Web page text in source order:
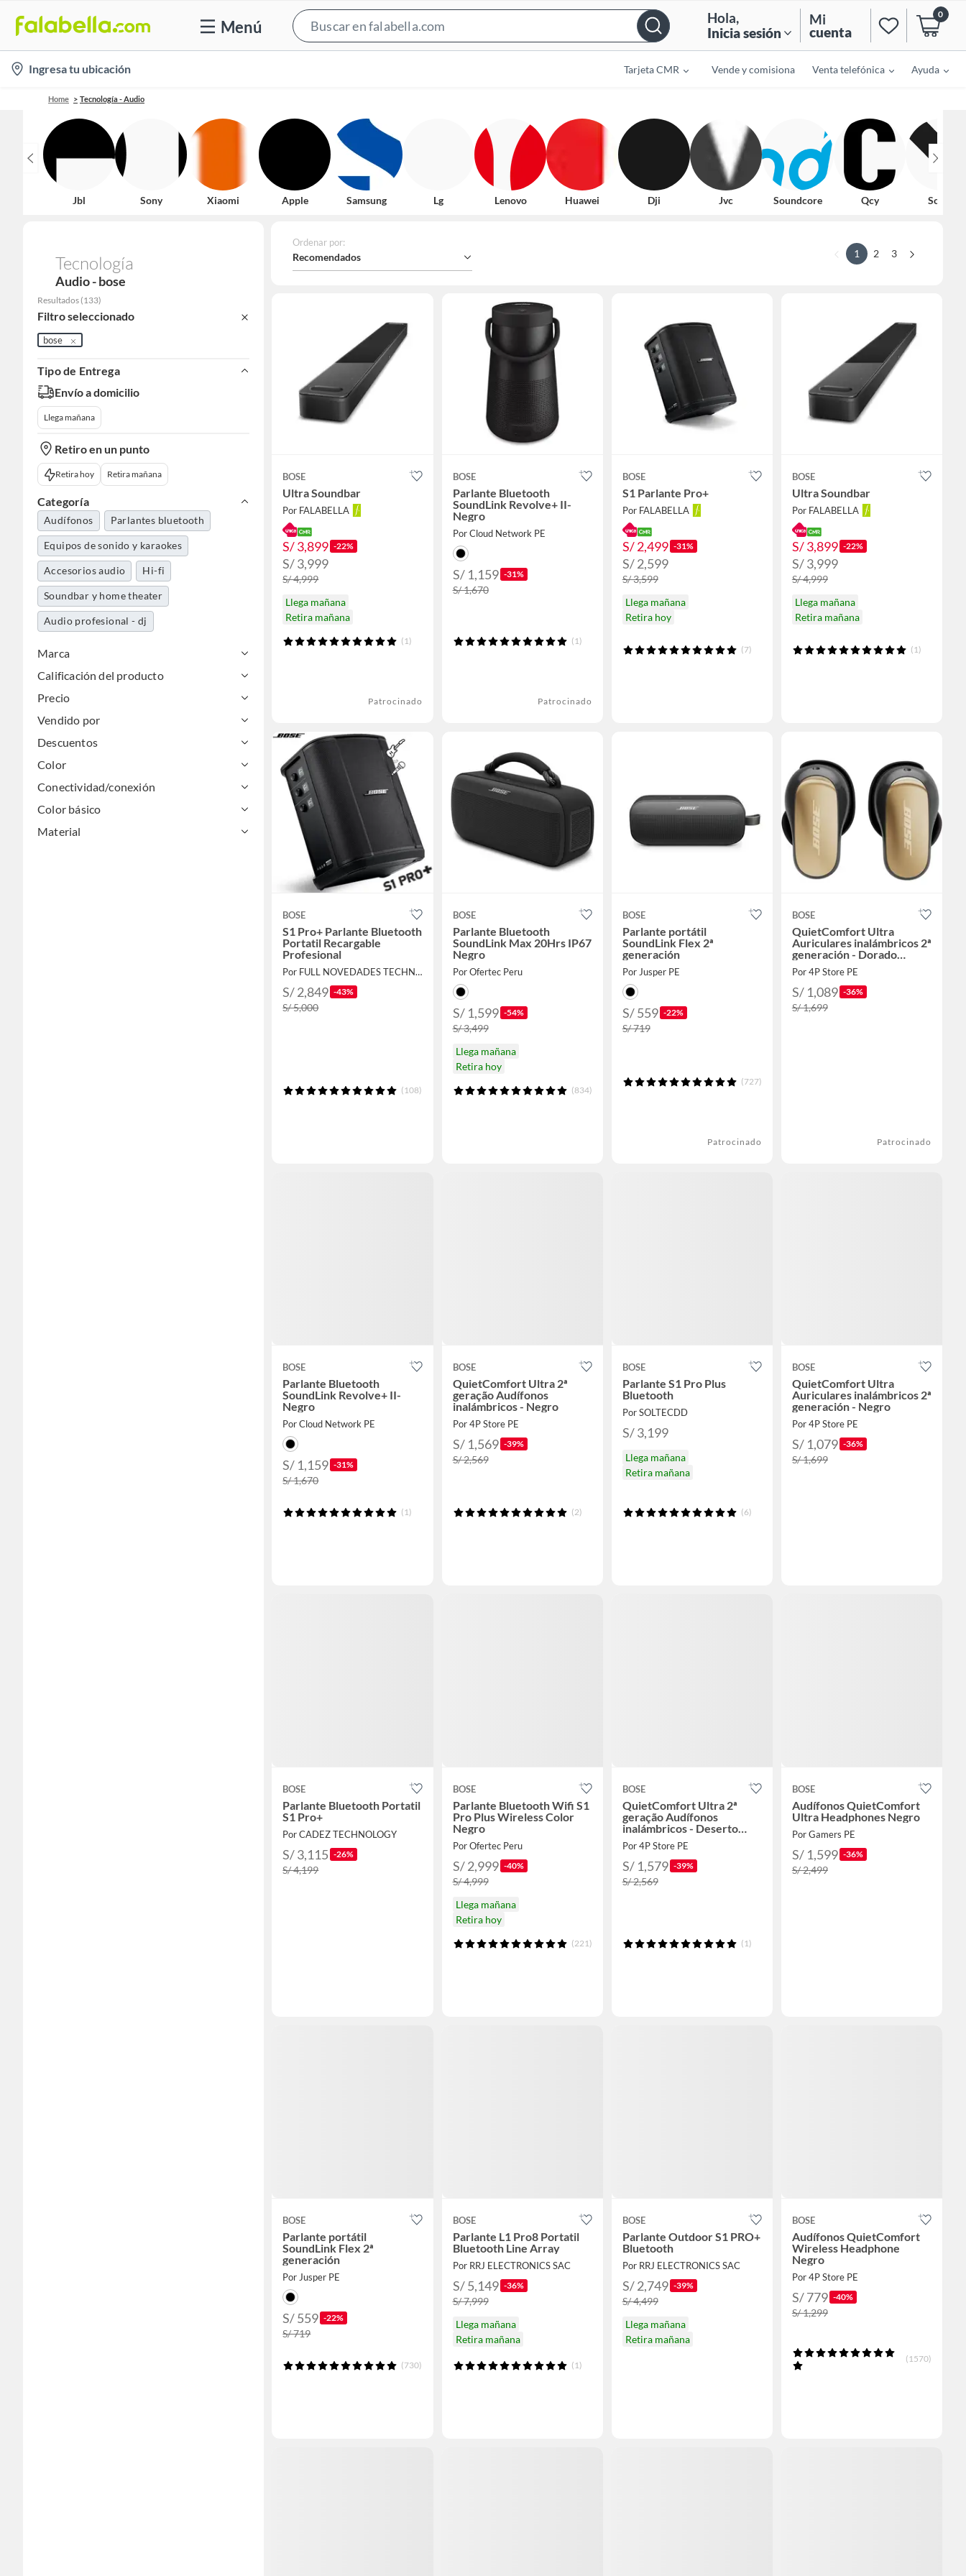
Menú
Bar
Hola,
Inicia sesión
Mi
cuenta
0
location-
icon
Ingresa tu ubicación Tarjeta CMR Vende y comisiona Venta telefónica Ayuda
Home Tecnología - Audio
Jbl Sony Xiaomi Apple Samsung Lg Lenovo Huawei Dji Jvc Soundcore Qcy Sonos
Tecnología
Audio - bose
Resultados (133)
Filtro seleccionado
bose
Tipo de Entrega
Envío a domicilio
Llega mañana
Retiro en un punto
Retira hoy Retira mañana
Categoría
Audífonos Parlantes bluetooth
Equipos de sonido y karaokes
Accesorios audio Hi-fi
Soundbar y home theater
Audio profesional - dj
Marca
Calificación del producto
Precio
Vendido por
Descuentos
Color
Conectividad/conexión
Color básico
Material
Ordenar por:
Recomendados 1 2 3
BOSE
Ultra Soundbar
Por FALABELLA
S/ 3,899 -22%
S/ 3,999
S/ 4,999
Llega mañana
Retira mañana
(1)
Patrocinado
BOSE
Parlante Bluetooth
SoundLink Revolve+ II-
Negro
Por Cloud Network PE
S/ 1,159 -31%
S/ 1,670
(1)
Patrocinado
BOSE
S1 Parlante Pro+
Por FALABELLA
S/ 2,499 -31%
S/ 2,599
S/ 3,599
Llega mañana
Retira hoy
(7)
BOSE
Ultra Soundbar
Por FALABELLA
S/ 3,899 -22%
S/ 3,999
S/ 4,999
Llega mañana
Retira mañana
(1)
BOSE
S1 Pro+ Parlante Bluetooth
Portatil Recargable
Profesional
Por FULL NOVEDADES TECHNOLOGY E.I.R.L.
S/ 2,849 -43%
S/ 5,000
(108)
BOSE
Parlante Bluetooth
SoundLink Max 20Hrs IP67
Negro
Por Ofertec Peru
S/ 1,599 -54%
S/ 3,499
Llega mañana
Retira hoy
(834)
BOSE
Parlante portátil
SoundLink Flex 2ª
generación
Por Jusper PE
S/ 559 -22%
S/ 719
(727)
Patrocinado
BOSE
QuietComfort Ultra
Auriculares inalámbricos 2ª
generación - Dorado
Desierto
Por 4P Store PE
S/ 1,089 -36%
S/ 1,699
Patrocinado
BOSE
Parlante Bluetooth
SoundLink Revolve+ II-
Negro
Por Cloud Network PE
S/ 1,159 -31%
S/ 1,670
(1)
BOSE
QuietComfort Ultra 2ª
geração Audífonos
inalámbricos - Negro
Por 4P Store PE
S/ 1,569 -39%
S/ 2,569
(2)
BOSE
Parlante S1 Pro Plus
Bluetooth
Por SOLTECDD
S/ 3,199
Llega mañana
Retira mañana
(6)
BOSE
QuietComfort Ultra
Auriculares inalámbricos 2ª
generación - Negro
Por 4P Store PE
S/ 1,079 -36%
S/ 1,699
BOSE
Parlante Bluetooth Portatil
S1 Pro+
Por CADEZ TECHNOLOGY
S/ 3,115 -26%
S/ 4,199
BOSE
Parlante Bluetooth Wifi S1
Pro Plus Wireless Color
Negro
Por Ofertec Peru
S/ 2,999 -40%
S/ 4,999
Llega mañana
Retira hoy
(221)
BOSE
QuietComfort Ultra 2ª
geração Audífonos
inalámbricos - Deserto
dourado
Por 4P Store PE
S/ 1,579 -39%
S/ 2,569
(1)
BOSE
Audífonos QuietComfort
Ultra Headphones Negro
Por Gamers PE
S/ 1,599 -36%
S/ 2,499
BOSE
Parlante portátil
SoundLink Flex 2ª
generación
Por Jusper PE
S/ 559 -22%
S/ 719
(730)
BOSE
Parlante L1 Pro8 Portatil
Bluetooth Line Array
Por RRJ ELECTRONICS SAC
S/ 5,149 -36%
S/ 7,999
Llega mañana
Retira mañana
(1)
BOSE
Parlante Outdoor S1 PRO+
Bluetooth
Por RRJ ELECTRONICS SAC
S/ 2,749 -39%
S/ 4,499
Llega mañana
Retira mañana
BOSE
Audífonos QuietComfort
Wireless Headphone
Negro
Por 4P Store PE
S/ 779 -40%
S/ 1,299
(1570)